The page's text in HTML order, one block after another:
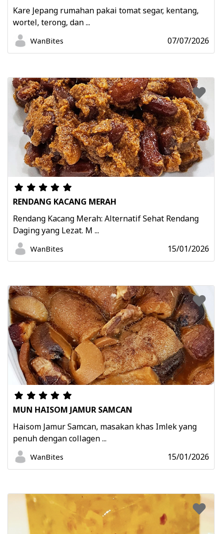
Kare Jepang rumahan pakai tomat segar, kentang,
wortel, terong, dan ...
WanBites 07/07/2026
RENDANG KACANG MERAH
Rendang Kacang Merah: Alternatif Sehat Rendang
Daging yang Lezat. M ...
WanBites 15/01/2026
MUN HAISOM JAMUR SAMCAN
Haisom Jamur Samcan, masakan khas Imlek yang
penuh dengan collagen ...
WanBites 15/01/2026